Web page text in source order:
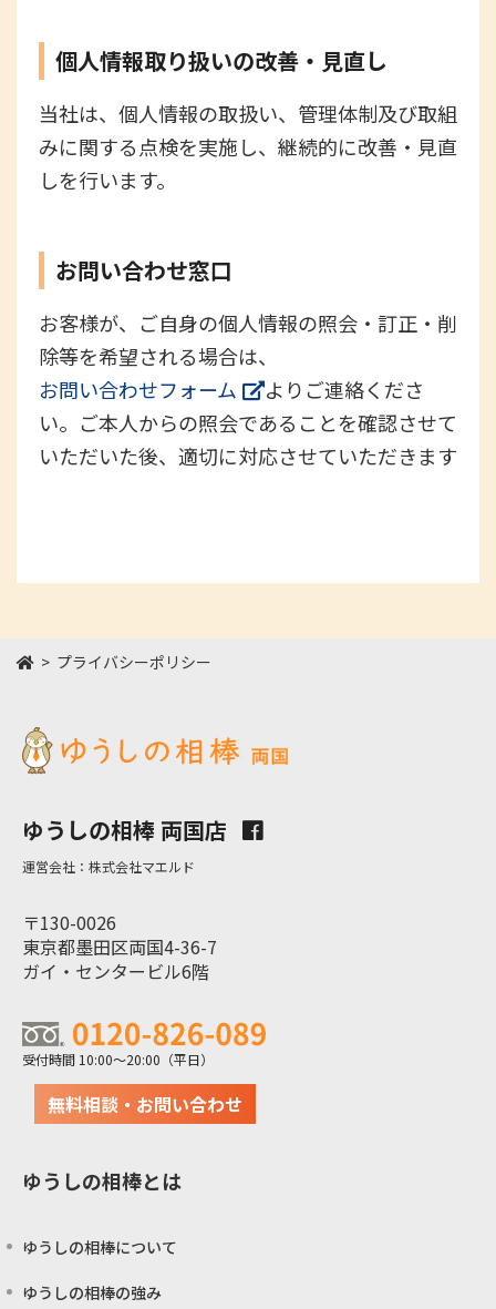
個人情報取り扱いの改善・見直し
当社は、個人情報の取扱い、管理体制及び取組
みに関する点検を実施し、継続的に改善・見直
しを行います。
お問い合わせ窓口
お客様が、ご自身の個人情報の照会・訂正・削
除等を希望される場合は、
お問い合わせフォーム
よりご連絡くださ
い。ご本人からの照会であることを確認させて
いただいた後、適切に対応させていただきます
HOMEプライバシーポリシー
ゆうしの相棒 両国店
運営会社：株式会社マエルド
〒130-0026
東京都墨田区両国4-36-7
ガイ・センタービル6階
受付時間 10:00～20:00（平日）
無料相談・お問い合わせ
ゆうしの相棒とは
ゆうしの相棒について
ゆうしの相棒の強み